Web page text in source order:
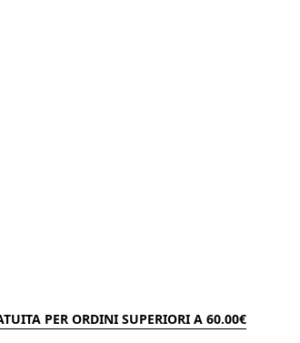
PER ORDINI SUPERIORI A 60.00€